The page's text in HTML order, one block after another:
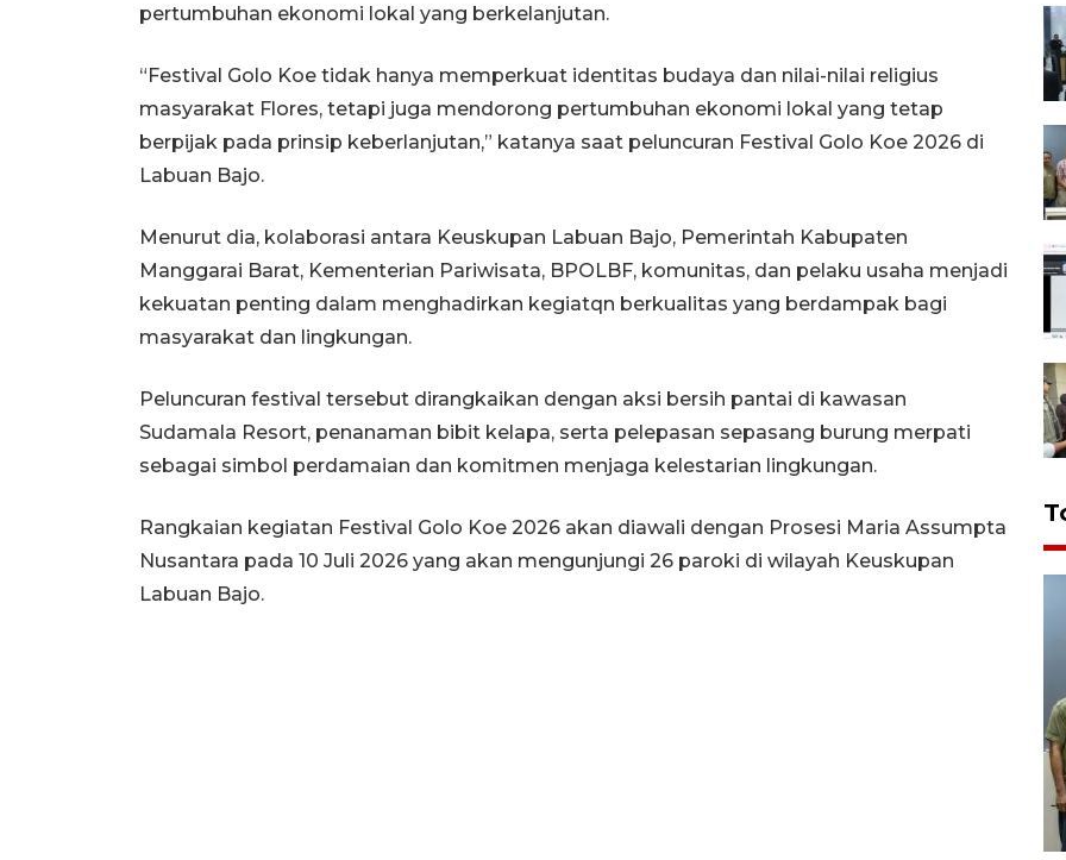
pertumbuhan ekonomi lokal yang berkelanjutan.
“Festival Golo Koe tidak hanya memperkuat identitas budaya dan nilai-nilai religius
masyarakat Flores, tetapi juga mendorong pertumbuhan ekonomi lokal yang tetap
berpijak pada prinsip keberlanjutan,” katanya saat peluncuran Festival Golo Koe 2026 di
Labuan Bajo.
Menurut dia, kolaborasi antara Keuskupan Labuan Bajo, Pemerintah Kabupaten
Manggarai Barat, Kementerian Pariwisata, BPOLBF, komunitas, dan pelaku usaha menjadi
kekuatan penting dalam menghadirkan kegiatqn berkualitas yang berdampak bagi
masyarakat dan lingkungan.
Peluncuran festival tersebut dirangkaikan dengan aksi bersih pantai di kawasan
Sudamala Resort, penanaman bibit kelapa, serta pelepasan sepasang burung merpati
sebagai simbol perdamaian dan komitmen menjaga kelestarian lingkungan.
Rangkaian kegiatan Festival Golo Koe 2026 akan diawali dengan Prosesi Maria Assumpta
Nusantara pada 10 Juli 2026 yang akan mengunjungi 26 paroki di wilayah Keuskupan
Labuan Bajo.